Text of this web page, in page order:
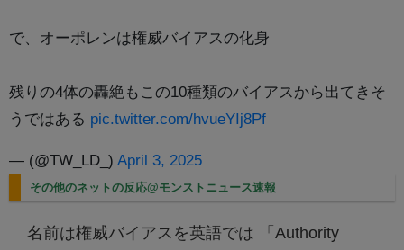
で、オーポレンは権威バイアスの化身
残りの4体の轟絶もこの10種類のバイアスから出てきそ
うではある pic.twitter.com/hvueYIj8Pf
— (@TW_LD_) April 3, 2025
その他のネットの反応@モンストニュース速報
名前は権威バイアスを英語では 「Authority